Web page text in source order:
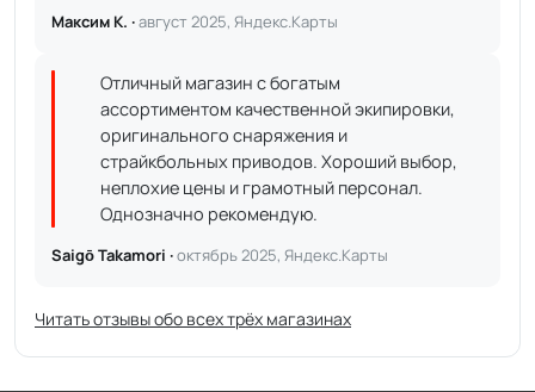
Максим К. ·август 2025, Яндекс.Карты
Отличный магазин с богатым
ассортиментом качественной экипировки,
оригинального снаряжения и
страйкбольных приводов. Хороший выбор,
неплохие цены и грамотный персонал.
Однозначно рекомендую.
Saigō Takamori ·октябрь 2025, Яндекс.Карты
Читать отзывы обо всех трёх магазинах